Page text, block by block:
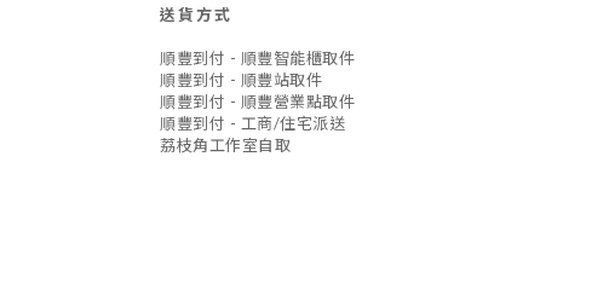
送貨方式
順豐到付 - 順豐智能櫃取件
順豐到付 - 順豐站取件
順豐到付 - 順豐營業點取件
順豐到付 - 工商/住宅派送
荔枝角工作室自取